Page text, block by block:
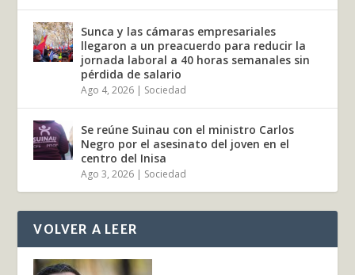
Sunca y las cámaras empresariales
llegaron a un preacuerdo para reducir la
jornada laboral a 40 horas semanales sin
pérdida de salario
Ago 4, 2026 | Sociedad
Se reúne Suinau con el ministro Carlos
Negro por el asesinato del joven en el
centro del Inisa
Ago 3, 2026 | Sociedad
VOLVER A LEER